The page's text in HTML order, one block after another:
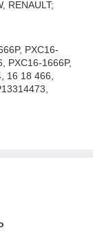
RENAULT;
PXC16-
PXC16-1666P,
16 18 466,